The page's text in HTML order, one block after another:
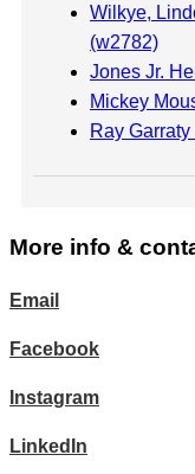
Wilkye,
(w2782)
Jones Jr.
Mickey
Ray
More info &
Email
Facebook
Instagram
LinkedIn